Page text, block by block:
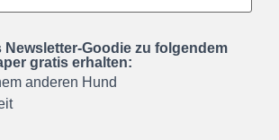
Newsletter-Goodie zu folgendem
gratis erhalten:
anderen Hund